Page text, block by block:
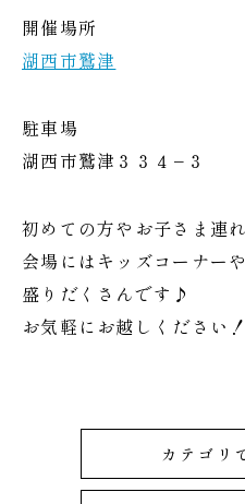
開催場所
湖西市鷲津
駐車場
湖西市鷲津３３４−３
初めての方やお子さま連
会場にはキッズコーナー
盛りだくさんです♪
お気軽にお越しください！
カテゴリ